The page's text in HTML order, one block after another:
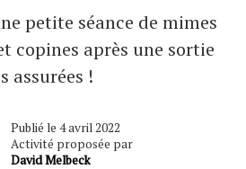
petite séance de mimes
copines après une sortie
assurées !
Publié le 4 avril 2022
Activité proposée par
David Melbeck